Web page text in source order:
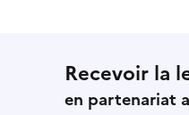
Recevoir la
en partenariat